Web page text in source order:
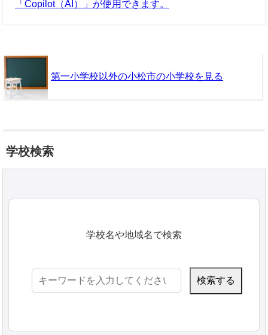
「Copilot（AI）」が使用できます。
第一小学校以外の小松市の小学校を見る
学校検索
学校名や地域名で検索
検